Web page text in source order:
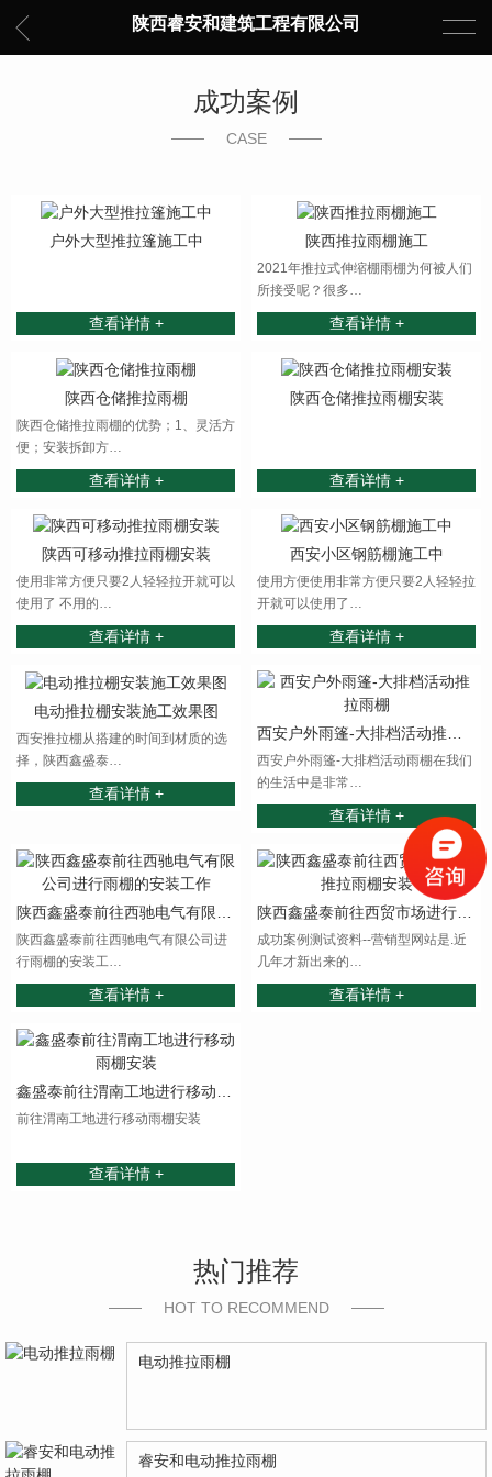
陕西睿安和建筑工程有限公司
成功案例
CASE
户外大型推拉篷施工中
查看详情 +
陕西推拉雨棚施工
2021年推拉式伸缩棚雨棚为何被人们
所接受呢？很多…
查看详情 +
陕西仓储推拉雨棚
陕西仓储推拉雨棚的优势；1、灵活方
便；安装拆卸方…
查看详情 +
陕西仓储推拉雨棚安装
查看详情 +
陕西可移动推拉雨棚安装
使用非常方便只要2人轻轻拉开就可以
使用了 不用的…
查看详情 +
西安小区钢筋棚施工中
使用方便使用非常方便只要2人轻轻拉
开就可以使用了…
查看详情 +
电动推拉棚安装施工效果图
西安推拉棚从搭建的时间到材质的选
择，陕西鑫盛泰…
查看详情 +
西安户外雨篷-大排档活动推拉雨棚
西安户外雨篷-大排档活动雨棚在我们
的生活中是非常…
查看详情 +
陕西鑫盛泰前往西驰电气有限公司进行雨棚的安装工作
陕西鑫盛泰前往西驰电气有限公司进
行雨棚的安装工…
查看详情 +
陕西鑫盛泰前往西贸市场进行推拉雨棚安装
成功案例测试资料--营销型网站是.近
几年才新出来的…
查看详情 +
鑫盛泰前往渭南工地进行移动雨棚安装
前往渭南工地进行移动雨棚安装
查看详情 +
热门推荐
HOT TO RECOMMEND
电动推拉雨棚
睿安和电动推拉雨棚